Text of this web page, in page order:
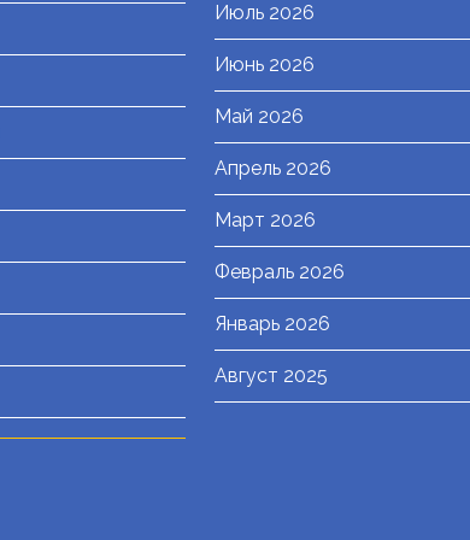
Июль 2026
Июнь 2026
Май 2026
Апрель 2026
Март 2026
Февраль 2026
Январь 2026
Август 2025